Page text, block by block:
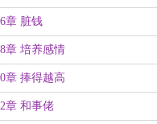
章 脏钱
章 培养感情
章 捧得越高
章 和事佬